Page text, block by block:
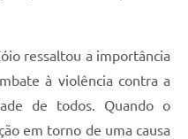
ressaltou a importância
à violência contra a
de todos. Quando o
em torno de uma causa